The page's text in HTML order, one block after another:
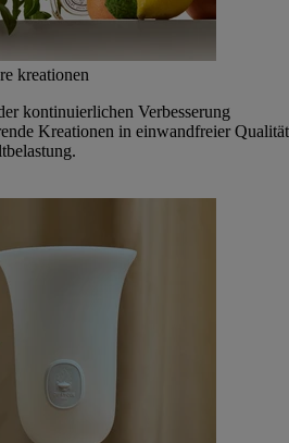
kreationen
kontinuierlichen Verbesserung
Kreationen in einwandfreier Qualität